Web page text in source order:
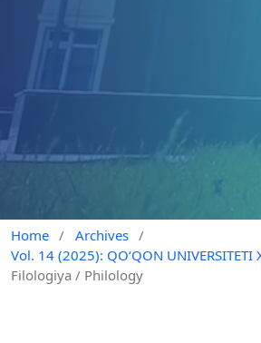
Home / Archives /
Vol. 14 (2025): QO‘QON UNIVERSITETI
Filologiya / Philology